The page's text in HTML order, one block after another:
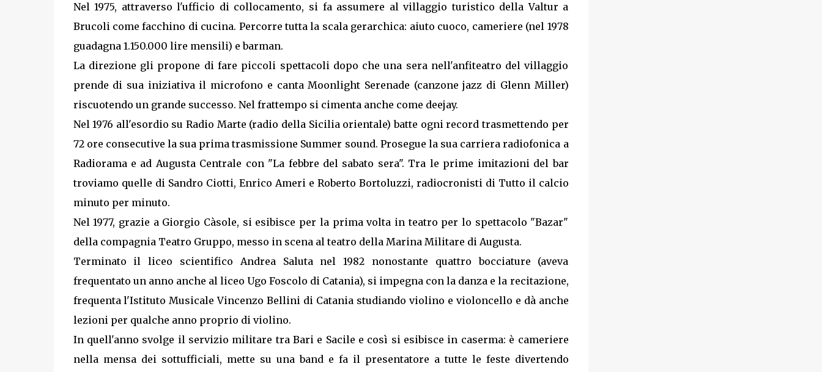
Nel 1975, attraverso l'ufficio di collocamento, si fa assumere al villaggio turistico della Valtur a
Brucoli come facchino di cucina. Percorre tutta la scala gerarchica: aiuto cuoco, cameriere (nel 1978
guadagna 1.150.000 lire mensili) e barman.
La direzione gli propone di fare piccoli spettacoli dopo che una sera nell'anfiteatro del villaggio
prende di sua iniziativa il microfono e canta Moonlight Serenade (canzone jazz di Glenn Miller)
riscuotendo un grande successo. Nel frattempo si cimenta anche come deejay.
Nel 1976 all'esordio su Radio Marte (radio della Sicilia orientale) batte ogni record trasmettendo per
72 ore consecutive la sua prima trasmissione Summer sound. Prosegue la sua carriera radiofonica a
Radiorama e ad Augusta Centrale con "La febbre del sabato sera". Tra le prime imitazioni del bar
troviamo quelle di Sandro Ciotti, Enrico Ameri e Roberto Bortoluzzi, radiocronisti di Tutto il calcio
minuto per minuto.
Nel 1977, grazie a Giorgio Càsole, si esibisce per la prima volta in teatro per lo spettacolo "Bazar"
della compagnia Teatro Gruppo, messo in scena al teatro della Marina Militare di Augusta.
Terminato il liceo scientifico Andrea Saluta nel 1982 nonostante quattro bocciature (aveva
frequentato un anno anche al liceo Ugo Foscolo di Catania), si impegna con la danza e la recitazione,
frequenta l'Istituto Musicale Vincenzo Bellini di Catania studiando violino e violoncello e dà anche
lezioni per qualche anno proprio di violino.
In quell'anno svolge il servizio militare tra Bari e Sacile e così si esibisce in caserma: è cameriere
nella mensa dei sottufficiali, mette su una band e fa il presentatore a tutte le feste divertendo